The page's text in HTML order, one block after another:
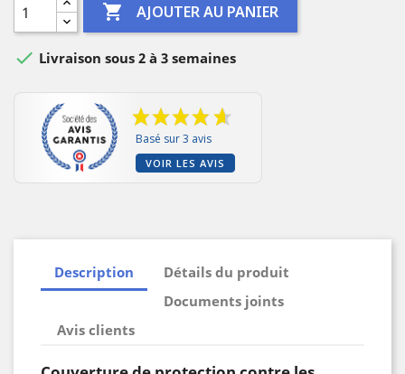
 AJOUTER AU PANIER
 Livraison sous 2 à 3 semaines
Basé sur 3 avis
VOIR LES AVIS
Description
Détails du produit
Documents joints
Avis clients